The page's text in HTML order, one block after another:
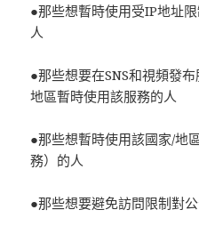
●那些想暫時使用受IP地址
人
●那些想要在SNS和視頻發
地區暫時使用該服務的人
●那些想暫時使用該國家/地
務）的人
●那些想要避免訪問限制對